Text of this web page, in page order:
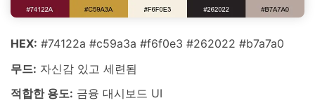
HEX: #74122a #c59a3a #f6f0e3 #262022 #b7a7a0
무드: 자신감 있고 세련됨
적합한 용도: 금융 대시보드 UI